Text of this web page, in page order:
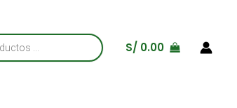
S/ 0.00